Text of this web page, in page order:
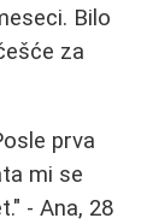
Bilo
za
prva
mi se
- Ana, 28